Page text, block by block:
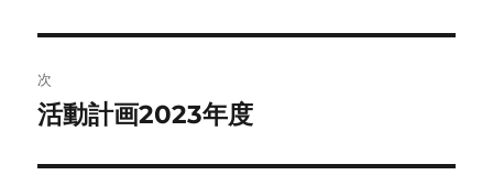
ビ
ゲ
ー
投
稿:
次
次
投
活動計画2023年度